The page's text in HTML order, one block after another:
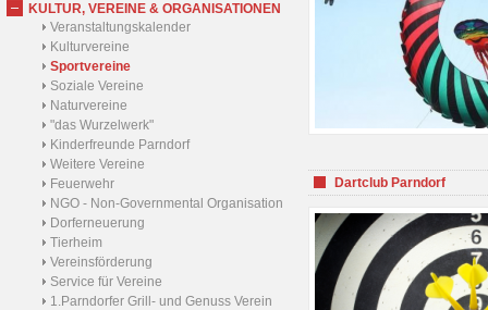
KULTUR, VEREINE & ORGANISATIONEN
Veranstaltungskalender
Kulturvereine
Sportvereine
Soziale Vereine
Naturvereine
"das Wurzelwerk"
Kinderfreunde Parndorf
Weitere Vereine
Feuerwehr
NGO - Non-Governmental Organisation
Dorferneuerung
Tierheim
Vereinsförderung
Service für Vereine
1.Parndorfer Grill- und Genuss Verein
Dartclub Parndorf